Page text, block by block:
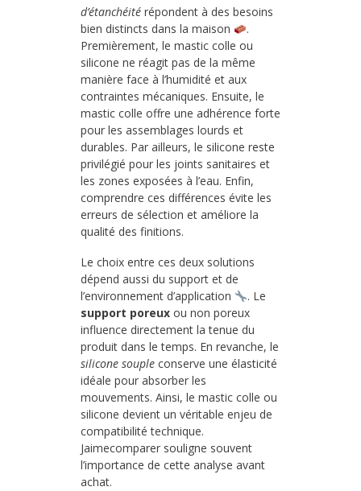
d’étanchéité répondent à des besoins
bien distincts dans la maison
.
Premièrement, le mastic colle ou
silicone ne réagit pas de la même
manière face à l’humidité et aux
contraintes mécaniques. Ensuite, le
mastic colle offre une adhérence forte
pour les assemblages lourds et
durables. Par ailleurs, le silicone reste
privilégié pour les joints sanitaires et
les zones exposées à l’eau. Enfin,
comprendre ces différences évite les
erreurs de sélection et améliore la
qualité des finitions.
Le choix entre ces deux solutions
dépend aussi du support et de
l’environnement d’application
. Le
support poreux ou non poreux
influence directement la tenue du
produit dans le temps. En revanche, le
silicone souple conserve une élasticité
idéale pour absorber les
mouvements. Ainsi, le mastic colle ou
silicone devient un véritable enjeu de
compatibilité technique.
Jaimecomparer souligne souvent
l’importance de cette analyse avant
achat.